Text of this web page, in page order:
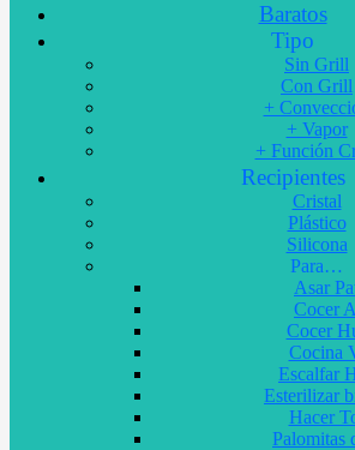
Baratos
Tipo
Sin Grill
Con Grill
+
+ Vapor
+ Función
Recipientes
Cristal
Plástico
Silicona
Para…
Asar
Cocer
Cocer
Cocina
Escalfar
Esterilizar
Hacer
Palomitas